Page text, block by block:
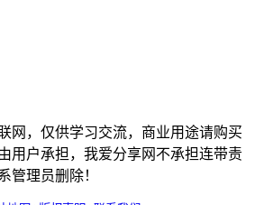
网，仅供学习交流，商业用途请购买
用户承担，我爱分享网不承担连带责
管理员删除！